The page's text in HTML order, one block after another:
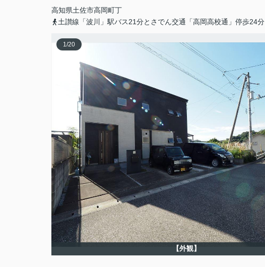
高知県土佐市高岡町丁
土讃線「波川」駅バス21分とさでん交通「高岡高校通」停歩24分
1/20
【外観】